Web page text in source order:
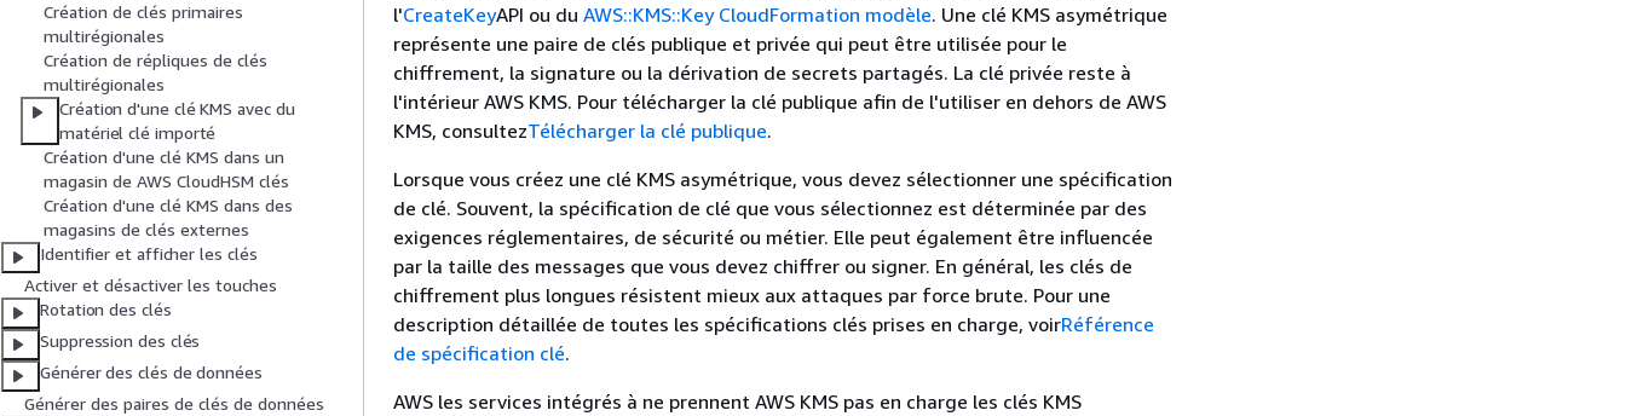
Création de clés primaires
multirégionales
Création de répliques de clés
multirégionales
Création d'une clé KMS avec du
matériel clé importé
Création d'une clé KMS dans un
magasin de AWS CloudHSM clés
Création d'une clé KMS dans des
magasins de clés externes
Identifier et afficher les clés
Activer et désactiver les touches
Rotation des clés
Suppression des clés
Générer des clés de données
Générer des paires de clés de données
l'CreateKeyAPI ou du AWS::KMS::Key CloudFormation modèle. Une clé KMS asymétrique
représente une paire de clés publique et privée qui peut être utilisée pour le
chiffrement, la signature ou la dérivation de secrets partagés. La clé privée reste à
l'intérieur AWS KMS. Pour télécharger la clé publique afin de l'utiliser en dehors de AWS
KMS, consultezTélécharger la clé publique.
Lorsque vous créez une clé KMS asymétrique, vous devez sélectionner une spécification
de clé. Souvent, la spécification de clé que vous sélectionnez est déterminée par des
exigences réglementaires, de sécurité ou métier. Elle peut également être influencée
par la taille des messages que vous devez chiffrer ou signer. En général, les clés de
chiffrement plus longues résistent mieux aux attaques par force brute. Pour une
description détaillée de toutes les spécifications clés prises en charge, voirRéférence
de spécification clé.
AWS les services intégrés à ne prennent AWS KMS pas en charge les clés KMS